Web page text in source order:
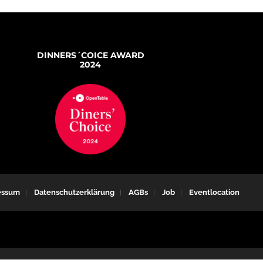
DINNERS´COICE AWARD
2024
Datenschutzerklärung AGBs Job Eventlocation